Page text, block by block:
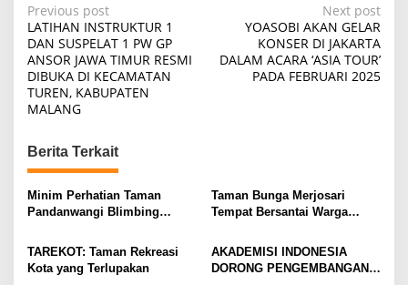
P
o
s
t
n
a
v
i
g
a
t
Previous post
LATIHAN INSTRUKTUR 1
DAN SUSPELAT 1 PW GP
ANSOR JAWA TIMUR RESMI
DIBUKA DI KECAMATAN
TUREN, KABUPATEN
MALANG
Next post
YOASOBI AKAN GELAR
KONSER DI JAKARTA
DALAM ACARA ‘ASIA TOUR’
PADA FEBRUARI 2025
Berita Terkait
Minim Perhatian Taman
Pandanwangi Blimbing
Taman Bunga Merjosari
Tempat Bersantai Warga
TAREKOT: Taman Rekreasi
Kota yang Terlupakan
AKADEMISI INDONESIA
DORONG PENGEMBANGAN